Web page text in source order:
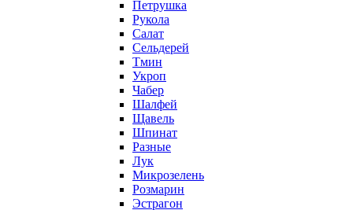
Петрушка
Рукола
Салат
Сельдерей
Тмин
Укроп
Чабер
Шалфей
Щавель
Шпинат
Разные
Лук
Микрозелень
Розмарин
Эстрагон